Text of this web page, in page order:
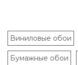
Виниловые обои
Бумажные обои